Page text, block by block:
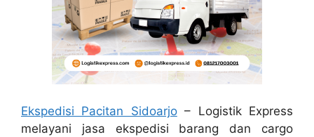
Ekspedisi Pacitan Sidoarjo– Logistik Express
melayani jasa ekspedisi barang dan cargo